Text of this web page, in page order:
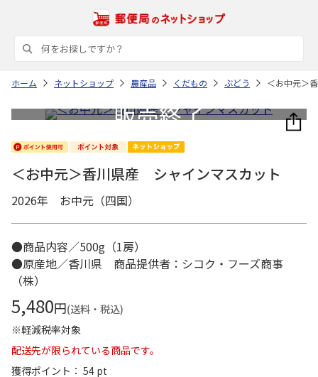
ホーム ネットショップ 農産品 くだもの ぶどう ＜お中元＞
＜お中元＞香川県産 シャインマスカット
2026年 お中元（四国）
●商品内容／500g（1房）
●原産地／香川県 商品提供者：シコク・フーズ商事
（株）
5,480円(送料・税込)
※軽減税率対象
配送先が限られている商品です。
獲得ポイント： 54 pt